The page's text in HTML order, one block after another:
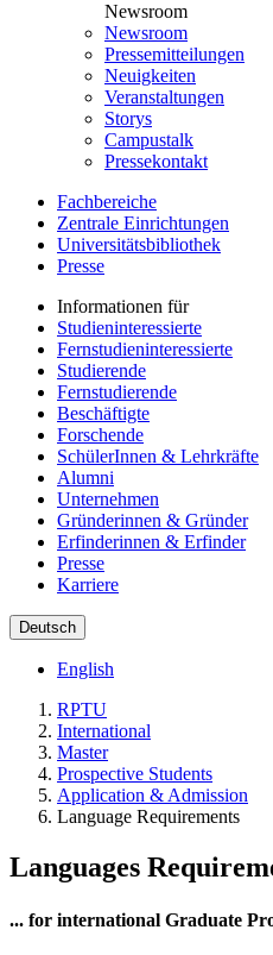
Newsroom
Newsroom
Pressemitteilungen
Neuigkeiten
Veranstaltungen
Storys
Campustalk
Pressekontakt
Fachbereiche
Zentrale Einrichtungen
Universitätsbibliothek
Presse
Informationen für
Studieninteressierte
Fernstudieninteressierte
Studierende
Fernstudierende
Beschäftigte
Forschende
SchülerInnen & Lehrkräfte
Alumni
Unternehmen
Gründerinnen & Gründer
Erfinderinnen & Erfinder
Presse
Karriere
Deutsch
English
RPTU
International
Master
Prospective Students
Application & Admission
Language Requirements
Languages
... for international Graduate